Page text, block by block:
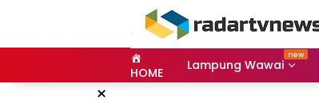
HOME Lampung Wawai
×